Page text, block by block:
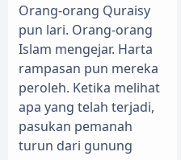
Orang-orang Quraisy
pun lari. Orang-orang
Islam mengejar. Harta
rampasan pun mereka
peroleh. Ketika melihat
apa yang telah terjadi,
pasukan pemanah
turun dari gunung